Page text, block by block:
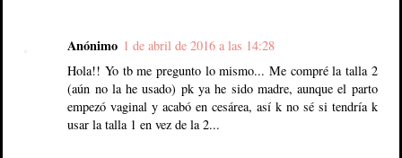
Anónimo 1 de abril de 2016 a las 14:28
Hola!! Yo tb me pregunto lo mismo... Me compré la talla 2
(aún no la he usado) pk ya he sido madre, aunque el parto
empezó vaginal y acabó en cesárea, así k no sé si tendría k
usar la talla 1 en vez de la 2...